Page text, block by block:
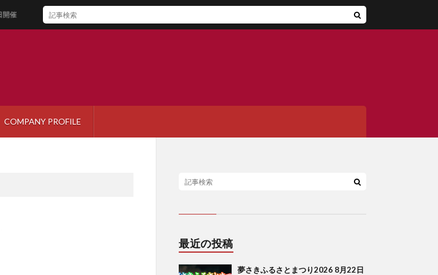
COMPANY PROFILE
最近の投稿
夢さきふるさとまつり2026 8月22日